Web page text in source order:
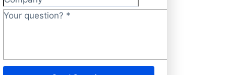
Company
Your question?